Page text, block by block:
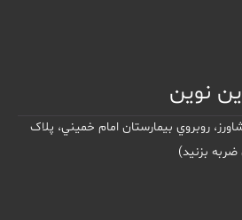
نوین
روبروي بيمارستان امام خميني، پلاک